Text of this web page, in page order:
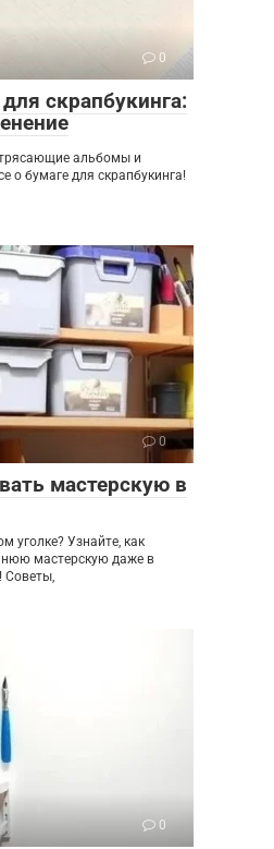
0
скрапбукинга:
альбомы и
о бумаге для скрапбукинга!
0
мастерскую в
уголке? Узнайте, как
мастерскую даже в
Советы,
0